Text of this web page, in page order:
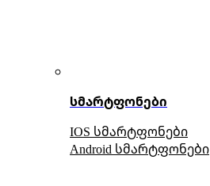
სმარტფონები
IOS სმარტფონები
Android სმარტფონები